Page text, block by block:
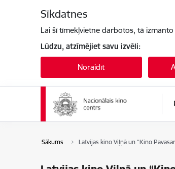
Sīkdatnes
Lai šī tīmekļvietne darbotos, tā
Lūdzu, atzīmējiet savu izvēli:
Noraidīt
Sākums Latvijas kino Viļņā un “Kino